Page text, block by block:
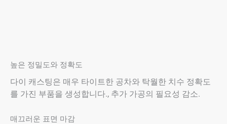
높은 정밀도와 정확도
다이 캐스팅은 매우 타이트한 공차와 탁월한 치수 정확도
를 가진 부품을 생성합니다., 추가 가공의 필요성 감소.
매끄러운 표면 마감